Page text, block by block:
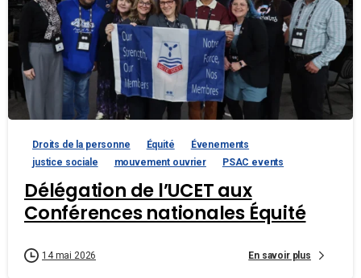
Droits de la personne Équité
Évenements
justice sociale
mouvement ouvrier PSAC events
Délégation de l’UCET aux
Conférences nationales Équité
14 mai 2026 En savoir plus